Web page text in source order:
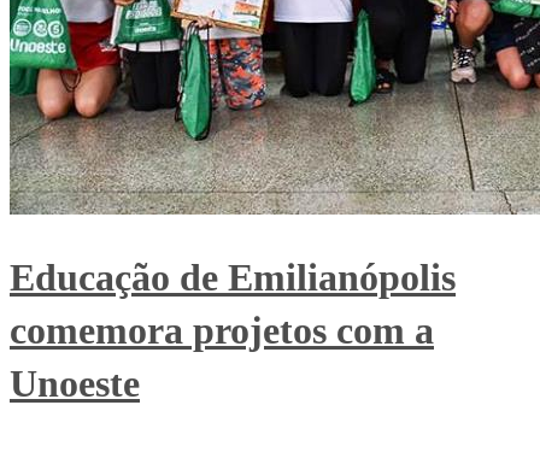
Educação de Emilianópolis
comemora projetos com a
Unoeste